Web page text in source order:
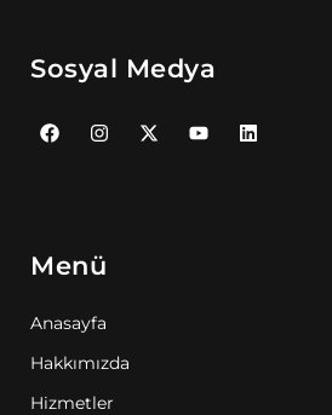
Sosyal Medya
Menü
Anasayfa
Hakkımızda
Hizmetler